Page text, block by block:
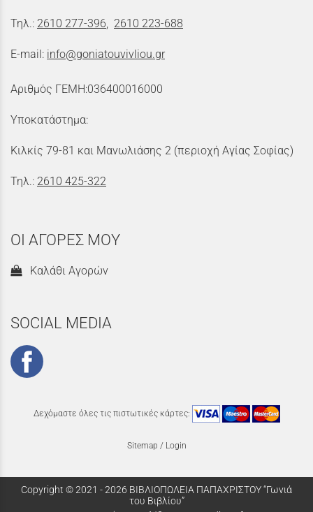
Τηλ.: 2610 277-396 2610 223-688
E-mail: info@goniatouvivliou.gr
Αριθμός ΓΕΜΗ:036400016000
Υποκατάστημα:
Κιλκίς 79-81 και Μανωλιάσης 2 (περιοχή Αγίας Σοφίας)
Τηλ.: 2610 425-322
ΟΙ ΑΓΟΡΕΣ ΜΟΥ
Καλάθι Αγορών
SOCIAL MEDIA
Δεχόμαστε όλες τις πιστωτικές κάρτες:
Sitemap / Login
Copyright © 2021 - 2026 ΒΙΒΛΙΟΠΩΛΕΙΑ ΠΑΠΑΧΡΙΣΤΟΥ “Γωνιά
του Βιβλίου”